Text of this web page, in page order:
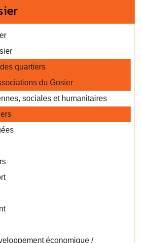
quartiers
du Gosier
sociales et humanitaires
économique /